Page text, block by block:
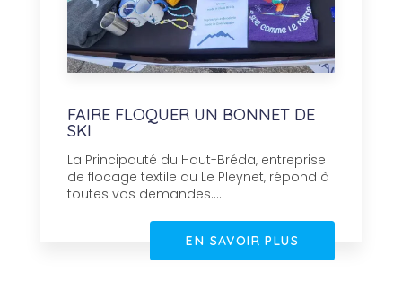
FAIRE FLOQUER UN BONNET DE
SKI
La Principauté du Haut-Bréda, entreprise
de flocage textile au Le Pleynet, répond à
toutes vos demandes....
EN SAVOIR PLUS